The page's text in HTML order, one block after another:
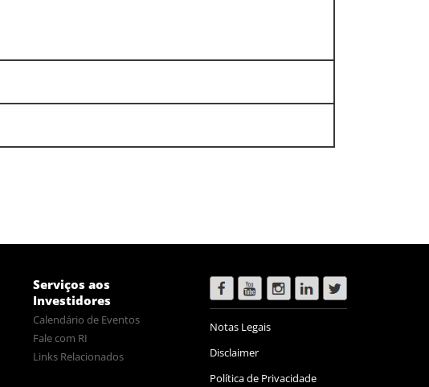
Serviços aos
Investidores
Calendário de Eventos
Fale com RI
Links Relacionados
Notas Legais
Disclaimer
Política de Privacidade